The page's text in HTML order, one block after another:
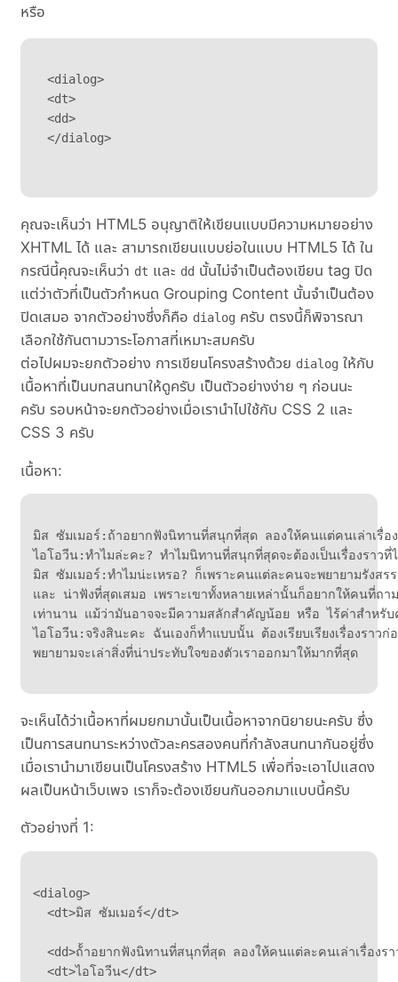
หรือ
  <dialog>
  <dt>
  <dd>
คุณจะเห็นว่า HTML5 อนุญาติให้เขียนแบบมีความหมายอย่าง
XHTML ได้ และ สามารถเขียนแบบย่อในแบบ HTML5 ได้ ใน
กรณีนี้คุณจะเห็นว่า dt และ dd นั้นไม่จำเป็นต้องเขียน tag ปิด
แต่ว่าตัวที่เป็นตัวกำหนด Grouping Content นั้นจำเป็นต้อง
ปิดเสมอ จากตัวอย่างซึ่งก็คือ dialog ครับ ตรงนี้ก็พิจารณา
เลือกใช้กันตามวาระโอกาสที่เหมาะสมครับ
ต่อไปผมจะยกตัวอย่าง การเขียนโครงสร้างด้วย dialog ให้กับ
เนื้อหาที่เป็นบทสนทนาให้ดูครับ เป็นตัวอย่างง่าย ๆ ก่อนนะ
ครับ รอบหน้าจะยกตัวอย่างเมื่อเรานำไปใช้กับ CSS 2 และ
CSS 3 ครับ
เนื้อหา:
มิส ซัมเมอร์:ถ้าอยากฟังนิทานที่สนุกที่สุด ลองให้คนแต่คนเล่าเรื่อ
ไอโอวีน:ทำไมล่ะคะ? ทำไมนิทานที่สนุกที่สุดจะต้องเป็นเรื่องราว
มิส ซัมเมอร์:ทำไมน่ะเหรอ? ก็เพราะคนแต่ละคนจะพยายามรังสรร
และ น่าฟังที่สุดเสมอ เพราะเขาทั้งหลายเหล่านั้นก็อยากให้คนที่ถ
เท่านาน แม้ว่ามันอาจจะมีความสลักสำคัญน้อย หรือ ไร้ค่าสำหรับ
ไอโอวีน:จริงสินะคะ ฉันเองก็ทำแบบนั้น ต้องเรียบเรียงเรื่องราวก่
จะเห็นได้ว่าเนื้อหาที่ผมยกมานั้นเป็นเนื้อหาจากนิยายนะครับ ซึ่ง
เป็นการสนทนาระหว่างตัวละครสองคนที่กำลังสนทนากันอยู่ซึ่ง
เมื่อเรานำมาเขียนเป็นโครงสร้าง HTML5 เพื่อที่จะเอาไปแสดง
ผลเป็นหน้าเว็บเพจ เราก็จะต้องเขียนกันออกมาแบบนี้ครับ
ตัวอย่างที่ 1:
<dialog>
  <dt>มิส ซัมเมอร์</dt>
<dd>ถ้้าอยากฟังนิทานที่สนุกที่สุด ลองให้คนแต่ละคนเล่าเรื่องร
  <dt>ไอโอวีน</dt>